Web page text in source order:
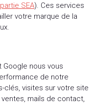
SEA). Ces services
votre marque de la
nous vous
de notre
clés, visites sur votre site
mails de contact,